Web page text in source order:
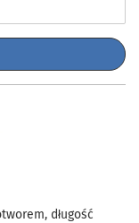
długość